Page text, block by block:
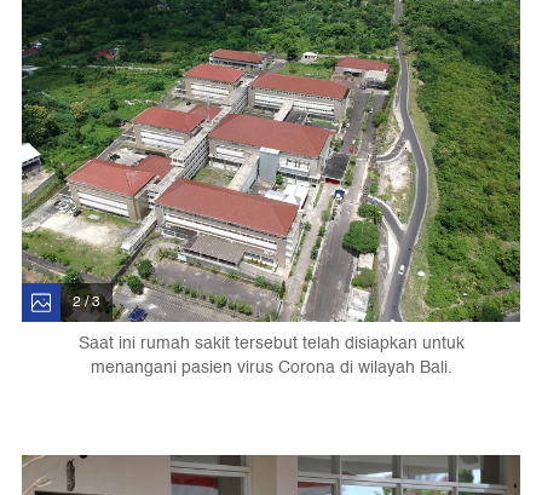
2 / 3
Saat ini rumah sakit tersebut telah disiapkan untuk
menangani pasien virus Corona di wilayah Bali.